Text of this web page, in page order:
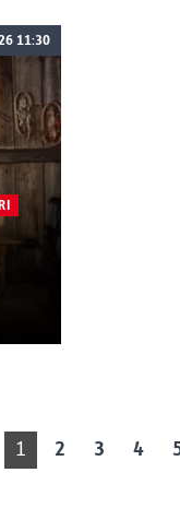
11:30
1 2 3 4